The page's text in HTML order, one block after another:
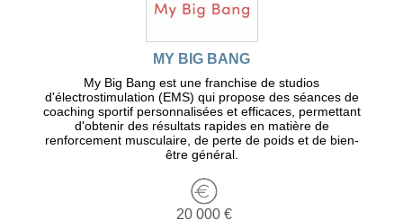
MY BIG BANG
My Big Bang est une franchise de studios
d'électrostimulation (EMS) qui propose des séances de
coaching sportif personnalisées et efficaces, permettant
d'obtenir des résultats rapides en matière de
renforcement musculaire, de perte de poids et de bien-
être général.
20 000 €